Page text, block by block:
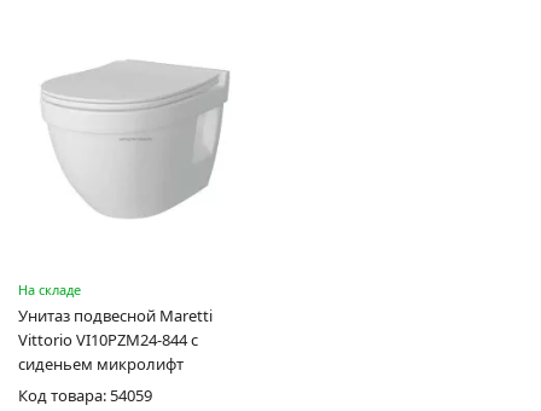
На складе
Унитаз подвесной Maretti
Vittorio VI10PZM24-844 с
сиденьем микролифт
Код товара: 54059